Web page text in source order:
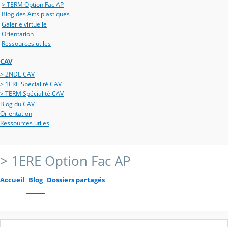
> TERM Option Fac AP
Blog des Arts plastiques
Galerie virtuelle
Orientation
Ressources utiles
CAV
> 2NDE CAV
> 1ERE Spécialité CAV
> TERM Spécialité CAV
Blog du CAV
Orientation
Ressources utiles
> 1ERE Option Fac AP
Accueil Blog Dossiers partagés